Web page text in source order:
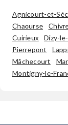
SERVICES
LA
GAZETTE
Agnicourt-et-
Chaourse
Cuirieux
Dizy-
Pierrepont
Mâchecourt
Montigny-le-